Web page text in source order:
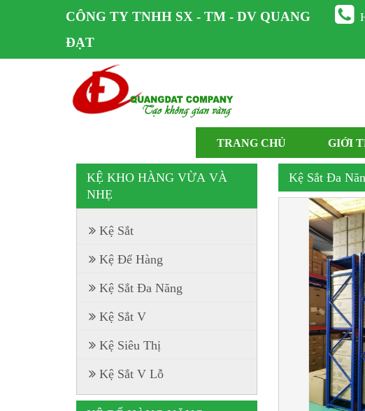
CÔNG TY TNHH SX - TM - DV QUANG
ĐẠT
TRANG CHỦ GIỚI
Kệ Sắt Đa
KỆ KHO HÀNG VỪA VÀ
NHẸ
Kệ Sắt
Kệ Để Hàng
Kệ Sắt Đa Năng
Kệ Sắt V
Kệ Siêu Thị
Kệ Sắt V Lỗ